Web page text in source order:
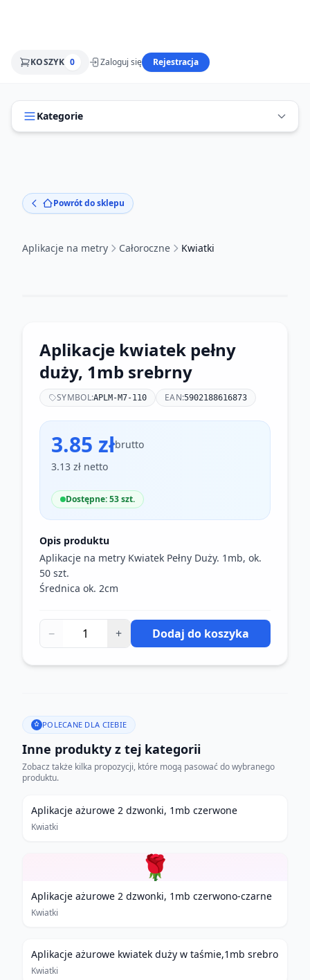
KOSZYK 0 Zaloguj się Rejestracja
Kategorie
Powrót do sklepu
Aplikacje na metry Całoroczne Kwiatki
Aplikacje kwiatek pełny
duży, 1mb srebrny
SYMBOL:APLM-M7-110 EAN:5902188616873
3.85 złbrutto
3.13 zł netto
Dostępne: 53 szt.
Opis produktu
Aplikacje na metry Kwiatek Pełny Duży. 1mb, ok.
50 szt.
Średnica ok. 2cm
− + Dodaj do koszyka
POLECANE DLA CIEBIE
Inne produkty z tej kategorii
Zobacz także kilka propozycji, które mogą pasować do wybranego
produktu.
Aplikacje ażurowe 2 dzwonki, 1mb czerwone
Kwiatki
🌹
Aplikacje ażurowe 2 dzwonki, 1mb czerwono-czarne
Kwiatki
Aplikacje ażurowe kwiatek duży w taśmie,1mb srebro
Kwiatki